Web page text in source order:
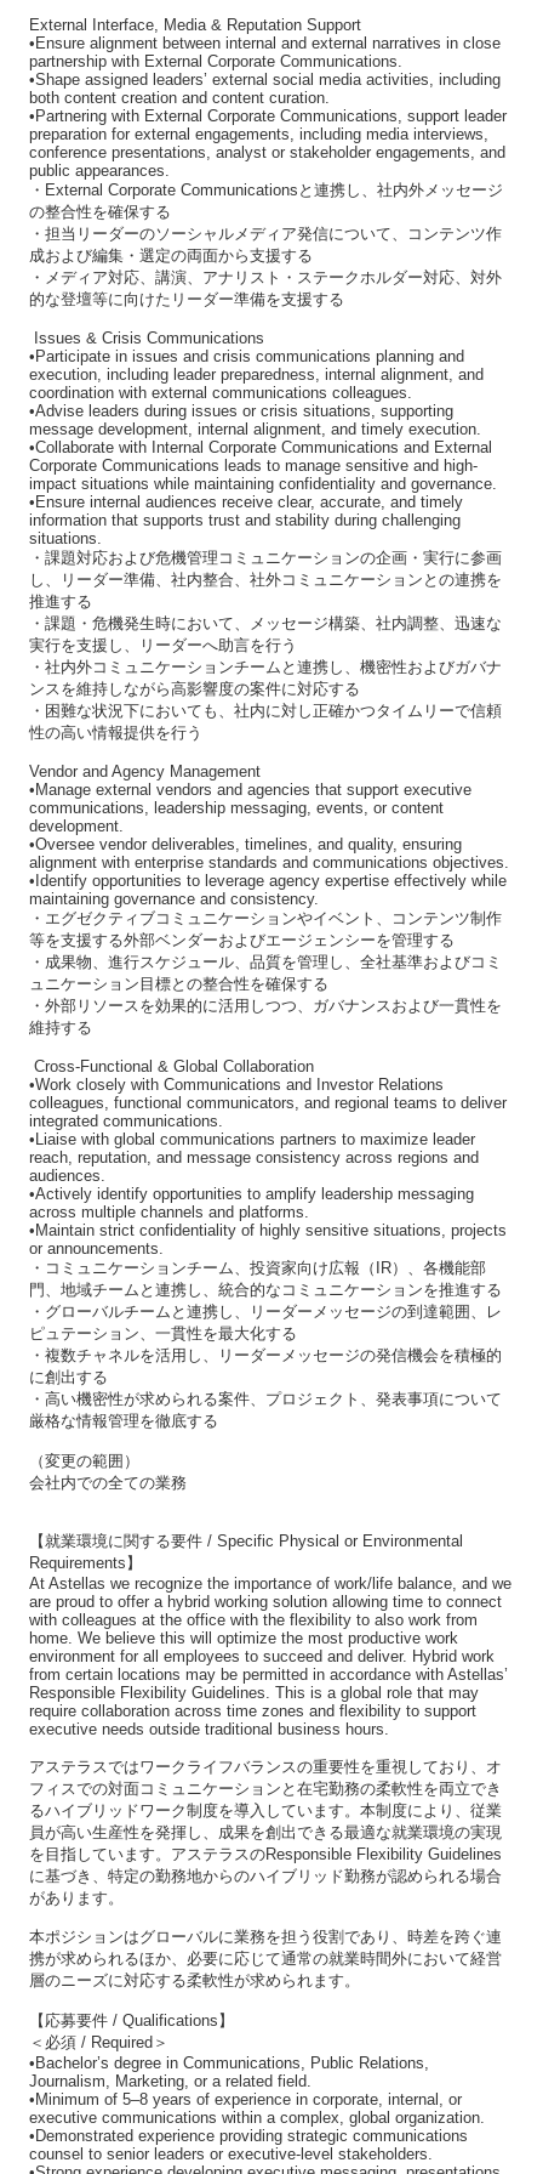
External Interface, Media & Reputation Support
•Ensure alignment between internal and external narratives in close
partnership with External Corporate Communications.
•Shape assigned leaders’ external social media activities, including
both content creation and content curation.
•Partnering with External Corporate Communications, support leader
preparation for external engagements, including media interviews,
conference presentations, analyst or stakeholder engagements, and
public appearances.
・External Corporate Communicationsと連携し、社内外メッセージ
の整合性を確保する
・担当リーダーのソーシャルメディア発信について、コンテンツ作
成および編集・選定の両面から支援する
・メディア対応、講演、アナリスト・ステークホルダー対応、対外
的な登壇等に向けたリーダー準備を支援する
Issues & Crisis Communications
•Participate in issues and crisis communications planning and
execution, including leader preparedness, internal alignment, and
coordination with external communications colleagues.
•Advise leaders during issues or crisis situations, supporting
message development, internal alignment, and timely execution.
•Collaborate with Internal Corporate Communications and External
Corporate Communications leads to manage sensitive and high-
impact situations while maintaining confidentiality and governance.
•Ensure internal audiences receive clear, accurate, and timely
information that supports trust and stability during challenging
situations.
・課題対応および危機管理コミュニケーションの企画・実行に参画
し、リーダー準備、社内整合、社外コミュニケーションとの連携を
推進する
・課題・危機発生時において、メッセージ構築、社内調整、迅速な
実行を支援し、リーダーへ助言を行う
・社内外コミュニケーションチームと連携し、機密性およびガバナ
ンスを維持しながら高影響度の案件に対応する
・困難な状況下においても、社内に対し正確かつタイムリーで信頼
性の高い情報提供を行う
Vendor and Agency Management
•Manage external vendors and agencies that support executive
communications, leadership messaging, events, or content
development.
•Oversee vendor deliverables, timelines, and quality, ensuring
alignment with enterprise standards and communications objectives.
•Identify opportunities to leverage agency expertise effectively while
maintaining governance and consistency.
・エグゼクティブコミュニケーションやイベント、コンテンツ制作
等を支援する外部ベンダーおよびエージェンシーを管理する
・成果物、進行スケジュール、品質を管理し、全社基準およびコミ
ュニケーション目標との整合性を確保する
・外部リソースを効果的に活用しつつ、ガバナンスおよび一貫性を
維持する
Cross-Functional & Global Collaboration
•Work closely with Communications and Investor Relations
colleagues, functional communicators, and regional teams to deliver
integrated communications.
•Liaise with global communications partners to maximize leader
reach, reputation, and message consistency across regions and
audiences.
•Actively identify opportunities to amplify leadership messaging
across multiple channels and platforms.
•Maintain strict confidentiality of highly sensitive situations, projects
or announcements.
・コミュニケーションチーム、投資家向け広報（IR）、各機能部
門、地域チームと連携し、統合的なコミュニケーションを推進する
・グローバルチームと連携し、リーダーメッセージの到達範囲、レ
ピュテーション、一貫性を最大化する
・複数チャネルを活用し、リーダーメッセージの発信機会を積極的
に創出する
・高い機密性が求められる案件、プロジェクト、発表事項について
厳格な情報管理を徹底する
（変更の範囲）
会社内での全ての業務
【就業環境に関する要件 / Specific Physical or Environmental
Requirements】
At Astellas we recognize the importance of work/life balance, and we
are proud to offer a hybrid working solution allowing time to connect
with colleagues at the office with the flexibility to also work from
home. We believe this will optimize the most productive work
environment for all employees to succeed and deliver. Hybrid work
from certain locations may be permitted in accordance with Astellas’
Responsible Flexibility Guidelines. This is a global role that may
require collaboration across time zones and flexibility to support
executive needs outside traditional business hours.
アステラスではワークライフバランスの重要性を重視しており、オ
フィスでの対面コミュニケーションと在宅勤務の柔軟性を両立でき
るハイブリッドワーク制度を導入しています。本制度により、従業
員が高い生産性を発揮し、成果を創出できる最適な就業環境の実現
を目指しています。アステラスのResponsible Flexibility Guidelines
に基づき、特定の勤務地からのハイブリッド勤務が認められる場合
があります。
本ポジションはグローバルに業務を担う役割であり、時差を跨ぐ連
携が求められるほか、必要に応じて通常の就業時間外において経営
層のニーズに対応する柔軟性が求められます。
【応募要件 / Qualifications】
＜必須 / Required＞
•Bachelor’s degree in Communications, Public Relations,
Journalism, Marketing, or a related field.
•Minimum of 5–8 years of experience in corporate, internal, or
executive communications within a complex, global organization.
•Demonstrated experience providing strategic communications
counsel to senior leaders or executive-level stakeholders.